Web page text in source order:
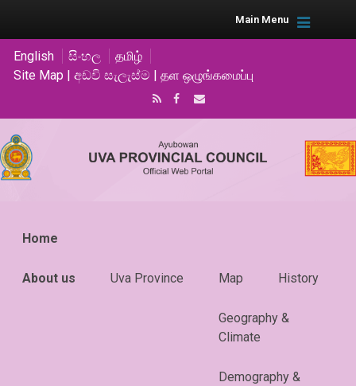
Main Menu
English සිංහල
தமிழ்
Site Map | අඩවි සැලැස්ම | தள ஒழுங்கமைப்பு
Home
About us Uva Province Map History
Geography &
Climate
Demography &